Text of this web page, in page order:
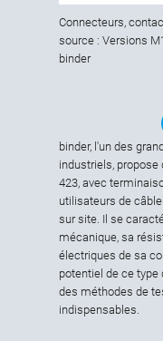
Connecteurs,
source : Versions
binder
binder, l'un des
industriels,
423, avec
utilisateurs de
sur site. Il se
mécanique, sa
électriques de sa
potentiel de ce
des méthodes de
indispensables.